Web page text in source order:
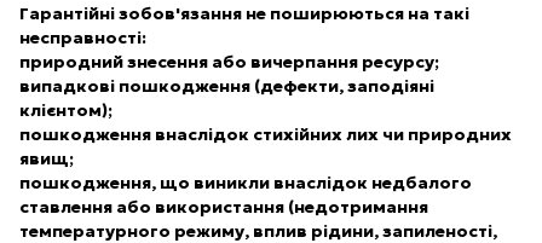
Гарантійні зобов'язання не поширюються на такі
несправності:
природний знесення або вичерпання ресурсу;
випадкові пошкодження (дефекти, заподіяні
клієнтом);
пошкодження внаслідок стихійних лих чи природних
явищ;
пошкодження, що виникли внаслідок недбалого
ставлення або використання (недотримання
температурного режиму, вплив рідини, запиленості,